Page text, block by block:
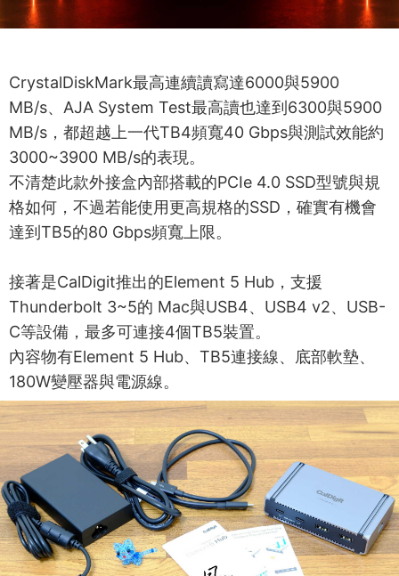
CrystalDiskMark最高連續讀寫達6000與5900
MB/s、AJA System Test最高讀也達到6300與5900
MB/s，都超越上一代TB4頻寬40 Gbps與測試效能約
3000~3900 MB/s的表現。
不清楚此款外接盒內部搭載的PCIe 4.0 SSD型號與規
格如何，不過若能使用更高規格的SSD，確實有機會
達到TB5的80 Gbps頻寬上限。
接著是CalDigit推出的Element 5 Hub，支援
Thunderbolt 3~5的 Mac與USB4、USB4 v2、USB-
C等設備，最多可連接4個TB5裝置。
內容物有Element 5 Hub、TB5連接線、底部軟墊、
180W變壓器與電源線。